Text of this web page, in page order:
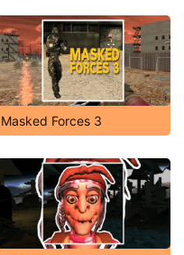
Masked Forces 3